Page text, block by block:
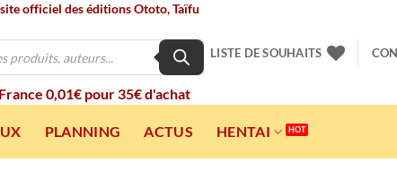
officiel des éditions Ototo, Taïfu
0,01€ pour 35€ d'achat
LISTE DE SOUHAITS
PLANNING ACTUS HENTAI